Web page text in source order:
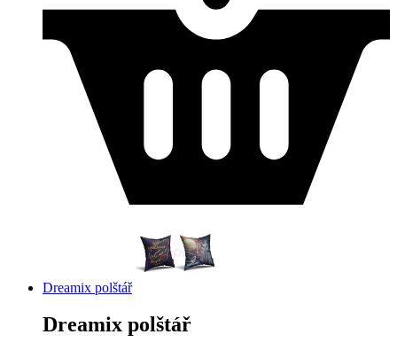
Dreamix polštář
Dreamix polštář